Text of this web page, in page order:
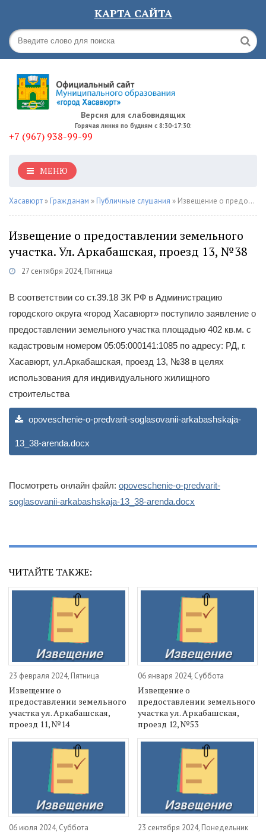
КАРТА САЙТА
Версия для слабовидящих
Горячая линия по будням с 8:30-17:30:
+7 (967) 938-99-99
МЕНЮ
Хасавюрт » Гражданам » Публичные слушания » Извещение о предоставлении земельного участка. Ул. Аркабашская, проезд 13, №38
Извещение о предоставлении земельного
участка. Ул. Аркабашская, проезд 13, №38
27 сентября 2024, Пятница
В соответствии со ст.39.18 ЗК РФ в Администрацию
городского округа «город Хасавюрт» поступило заявление о
предоставлении земельного участка площадью 402 кв.м. с
кадастровым номером 05:05:000141:1085 по адресу: РД, г.
Хасавюрт, ул.Аркабашская, проезд 13, №38 в целях
использования для индивидуального жилищного
строительства
opoveschenie-o-predvarit-soglasovanii-arkabashskaja-
13_38-arenda.docx
Посмотреть онлайн файл: opoveschenie-o-predvarit-
soglasovanii-arkabashskaja-13_38-arenda.docx
ЧИТАЙТЕ ТАКЖЕ:
23 февраля 2024, Пятница
Извещение о
предоставлении земельного
участка ул. Аркабашская,
проезд 11, №14
06 января 2024, Суббота
Извещение о
предоставлении земельного
участка ул. Аркабашская,
проезд 12, №53
06 июля 2024, Суббота 23 сентября 2024, Понедельник